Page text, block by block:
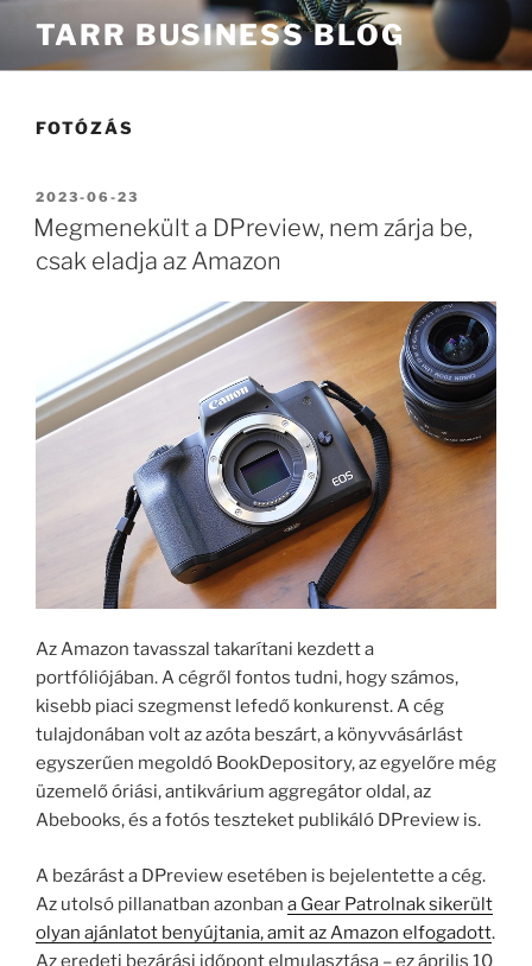
TARR BUSINESS BLOG
FOTÓZÁS
BEKÜLDVE:
2023-06-23
Megmenekült a DPreview, nem zárja be,
csak eladja az Amazon
Az Amazon tavasszal takarítani kezdett a
portfóliójában. A cégről fontos tudni, hogy számos,
kisebb piaci szegmenst lefedő konkurenst. A cég
tulajdonában volt az azóta beszárt, a könyvvásárlást
egyszerűen megoldó BookDepository, az egyelőre még
üzemelő óriási, antikvárium aggregátor oldal, az
Abebooks, és a fotós teszteket publikáló DPreview is.
A bezárást a DPreview esetében is bejelentette a cég.
Az utolsó pillanatban azonban a Gear Patrolnak sikerült
olyan ajánlatot benyújtania, amit az Amazon elfogadott.
Az eredeti bezárási időpont elmulasztása – ez április 10